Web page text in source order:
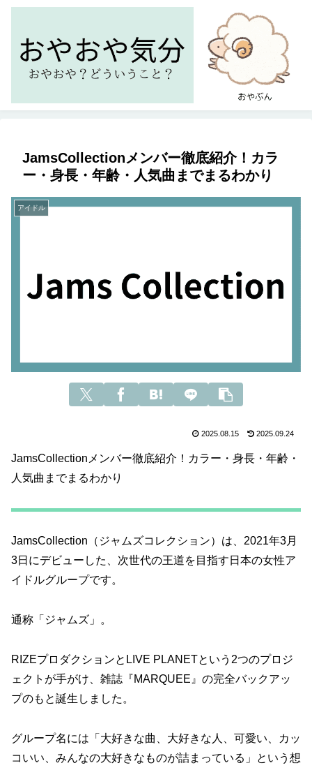
JamsCollectionメンバー徹底紹介！カラ
ー・身長・年齢・人気曲までまるわかり
アイドル
2025.08.15 2025.09.24
JamsCollectionメンバー徹底紹介！カラー・身長・年齢・
人気曲までまるわかり
JamsCollection（ジャムズコレクション）は、2021年3月
3日にデビューした、次世代の王道を目指す日本の女性ア
イドルグループです。
通称「ジャムズ」。
RIZEプロダクションとLIVE PLANETという2つのプロジ
ェクトが手がけ、雑誌『MARQUEE』の完全バックアッ
プのもと誕生しました。
グループ名には「大好きな曲、大好きな人、可愛い、カッ
コいい、みんなの大好きなものが詰まっている」という想